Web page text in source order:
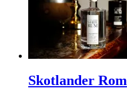
Skotlander Rom